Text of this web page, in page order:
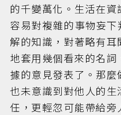
的千變萬化。生活在
容易對複雜的事物妄
解的知識，對著略有
地套用幾個看來的名
據的意見發表了。那
也未意識到對他人的
任，更輕忽可能帶給